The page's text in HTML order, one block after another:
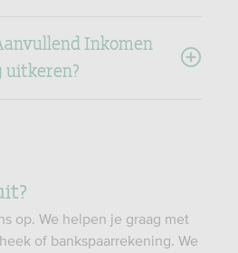
Inkomen
uitkeren?
op. We helpen je graag met
of bankspaarrekening. We